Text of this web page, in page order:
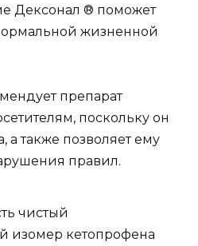
Дексонал ® поможет
жизненной
препарат
поскольку он
а также позволяет ему
правил.
чистый
изомер кетопрофена